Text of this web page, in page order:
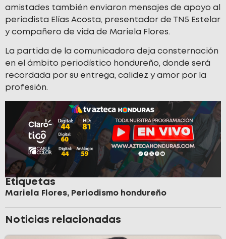
amistades también enviaron mensajes de apoyo al
periodista Elías Acosta, presentador de TN5 Estelar
y compañero de vida de Mariela Flores.
La partida de la comunicadora deja consternación
en el ámbito periodístico hondureño, donde será
recordada por su entrega, calidez y amor por la
profesión.
Etiquetas
Mariela Flores, Periodismo hondureño
Noticias relacionadas